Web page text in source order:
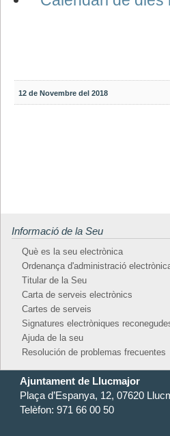
12 de Novembre del 2018
Informació de la Seu
Què es la seu electrònica
Ordenança d'administració
Titular de la Seu
Carta de serveis electrònics
Cartes de serveis
Signatures electròniques
Ajuda de la seu
Resolución de problemas frecuentes
Ajuntament de Llucmajor
Plaça d’Espanya, 12, 07620
Telèfon: 971 66 00 50